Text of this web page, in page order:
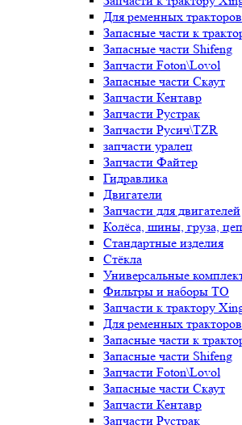
Для ременных тракторов
Запасные части к
Запасные части Shifeng
Запчасти Foton\Lovol
Запасные части Скаут
Запчасти Кентавр
Запчасти Рустрак
Запчасти Русич\TZR
запчасти уралец
Запчасти Файтер
Гидравлика
Двигатели
Запчасти для двигателей
Колёса, шины, груза,
Стандартные изделия
Стёкла
Универсальные
Фильтры и наборы ТО
Запчасти к трактору
Для ременных тракторов
Запасные части к
Запасные части Shifeng
Запчасти Foton\Lovol
Запасные части Скаут
Запчасти Кентавр
Запчасти Рустрак